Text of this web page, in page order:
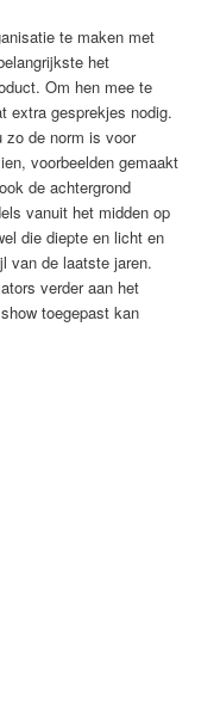
te maken met
het
Om hen mee te
extra gesprekjes nodig.
zo de norm is voor
voorbeelden gemaakt
de achtergrond
vanuit het midden op
die diepte en licht en
van de laatste jaren.
verder aan het
toegepast kan